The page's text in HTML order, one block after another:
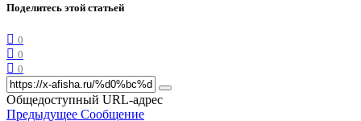
Поделитесь этой статьей
0
0
0
Общедоступный URL-адрес
Предыдущее Сообщение